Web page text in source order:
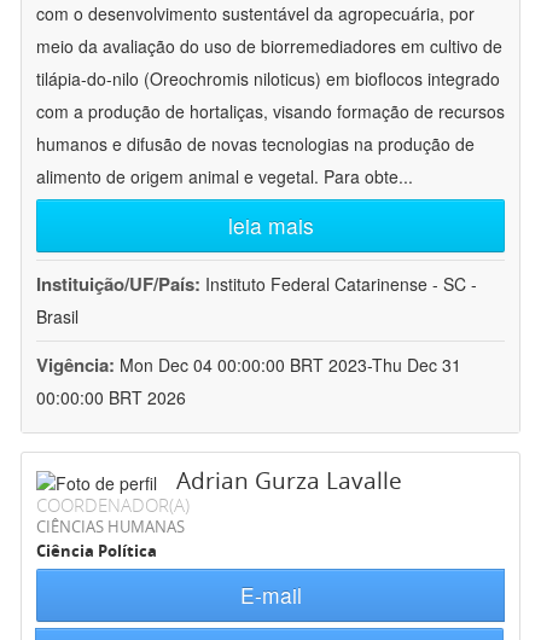
com o desenvolvimento sustentável da agropecuária, por
meio da avaliação do uso de biorremediadores em cultivo de
tilápia-do-nilo (Oreochromis niloticus) em bioflocos integrado
com a produção de hortaliças, visando formação de recursos
humanos e difusão de novas tecnologias na produção de
alimento de origem animal e vegetal. Para obte...
leia mais
Instituição/UF/País: Instituto Federal Catarinense - SC -
Brasil
Vigência: Mon Dec 04 00:00:00 BRT 2023-Thu Dec 31
00:00:00 BRT 2026
Adrian Gurza Lavalle
COORDENADOR(A)
CIÊNCIAS HUMANAS
Ciência Política
E-mail